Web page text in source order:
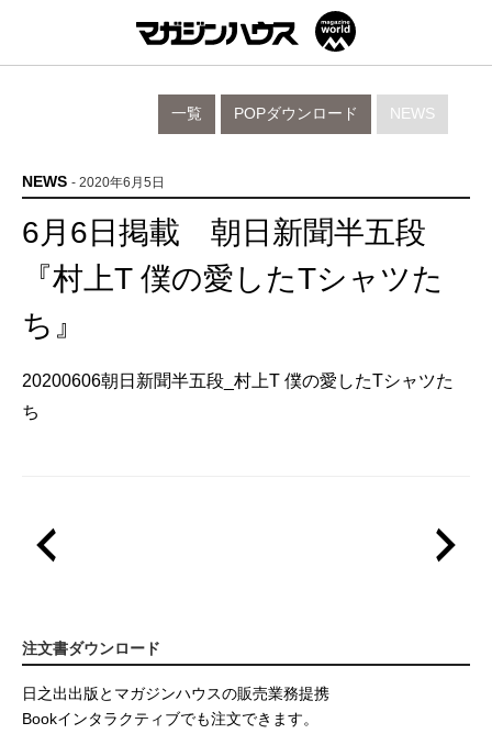
NEWS
POPダウンロード
一覧
NEWS - 2020年6月5日
6月6日掲載 朝日新聞半五段
『村上T 僕の愛したTシャツた
ち』
20200606朝日新聞半五段_村上T 僕の愛したTシャツた
ち
注文書ダウンロード
日之出出版とマガジンハウスの販売業務提携
Bookインタラクティブでも注文できます。